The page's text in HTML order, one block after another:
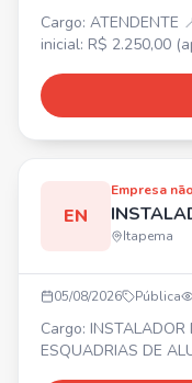
Cargo: ATENDENTE 📍Itapema/SC – Meia Praia 💰Salário
inicial: R$ 2.250,00
noturno, Bonificação
online com
EN
Empresa
Itapema
05/08/2026 Pública
Cargo: INSTALADOR DE
ESQUADRIAS DE